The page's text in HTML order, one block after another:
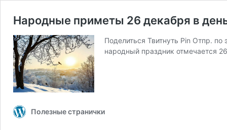
Народные приметы 26 декабря в
Поделиться Твитнуть Pin Отпр.
народный праздник отмечается
Полезные странички